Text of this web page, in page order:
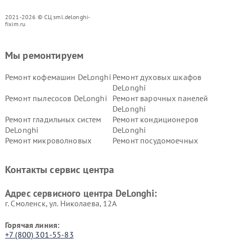
2021-2026 © СЦ sml.delonghi-
fixim.ru
Мы ремонтируем
Ремонт кофемашин DeLonghi Ремонт духовых шкафов
DeLonghi
Ремонт пылесосов DeLonghi
Ремонт варочных панелей
DeLonghi
Ремонт гладильных систем
DeLonghi
Ремонт кондиционеров
DeLonghi
Ремонт микроволновых
Ремонт посудомоечных
DeLonghi
DeLonghi
Контакты сервис центра
Адрес сервисного центра DeLonghi:
г. Смоленск, ул. Николаева, 12А
Горячая линия:
+7 (800) 301-55-83